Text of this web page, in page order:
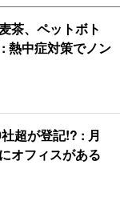
茶、ペットボト
熱中症対策でノン
超が登記!? : 月
オフィスがある